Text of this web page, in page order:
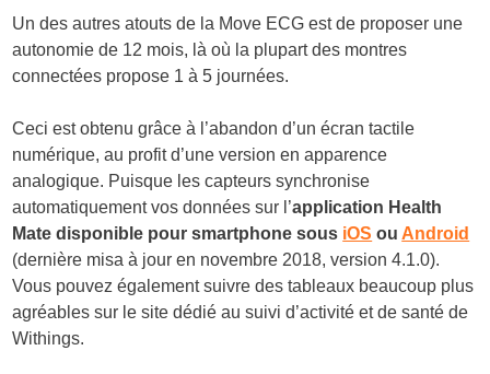
Un des autres atouts de la Move ECG est de proposer une
autonomie de 12 mois, là où la plupart des montres
connectées propose 1 à 5 journées.
Ceci est obtenu grâce à l’abandon d’un écran tactile
numérique, au profit d’une version en apparence
analogique. Puisque les capteurs synchronise
automatiquement vos données sur l’application Health
Mate disponible pour smartphone sous iOS ou Android
(dernière misa à jour en novembre 2018, version 4.1.0).
Vous pouvez également suivre des tableaux beaucoup plus
agréables sur le site dédié au suivi d’activité et de santé de
Withings.